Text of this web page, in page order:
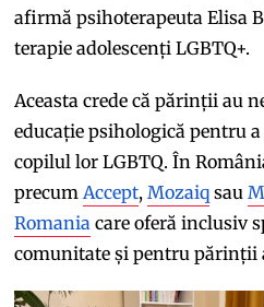
afirmă psihoterapeuta Elisa
terapie adolescenți LGBTQ+.
Aceasta crede că părinții au
educație psihologică pentru
copilul lor LGBTQ. În
precumAccept,Mozaiq sau
Romania care oferă inclusiv
comunitate și pentru părinții